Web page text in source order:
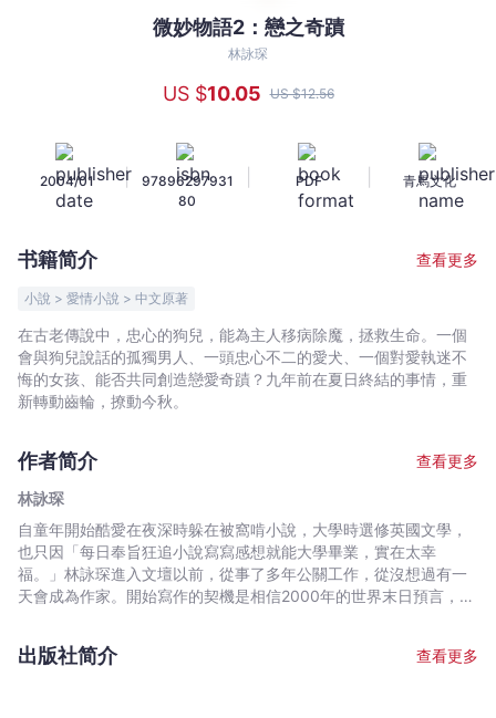
-
林
琛
-
文
宙
Bookniverse
微妙物語2：戀之奇蹟
林詠琛
US $10.05 US $12.56
2004/01 |
97896297931
80
PDF 青馬文化
书籍简介 查看更多
小說 > 愛情小說 > 中文原著
在古老傳說中，忠心的狗兒，能為主人移病除魔，拯救生命。一個
會與狗兒說話的孤獨男人、一頭忠心不二的愛犬、一個對愛執迷不
悔的女孩、能否共同創造戀愛奇蹟？九年前在夏日終結的事情，重
新轉動齒輪，撩動今秋。
作者简介
查看更多
林詠琛
自童年開始酷愛在夜深時躲在被窩啃小說，大學時選修英國文學，
也只因「每日奉旨狂追小說寫寫感想就能大學畢業，實在太幸
福。」林詠琛進入文壇以前，從事了多年公關工作，從沒想過有一
天會成為作家。開始寫作的契機是相信2000年的世界末日預言，想
世界末日沒有來，她寫作的文字精靈卻統統被喚醒了，迄今創作了
出版社简介 查看更多